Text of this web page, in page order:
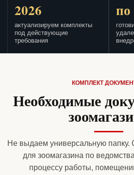
2026
актуализируем комплекты
под действующие
требования
по
КОМПЛЕКТ
Необходимые
Не выдаем универсальную
для зоомагазина по
процессу работы,